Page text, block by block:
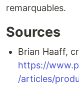
remarquables.
Sources
Brian Haaff,
https://
/articles/